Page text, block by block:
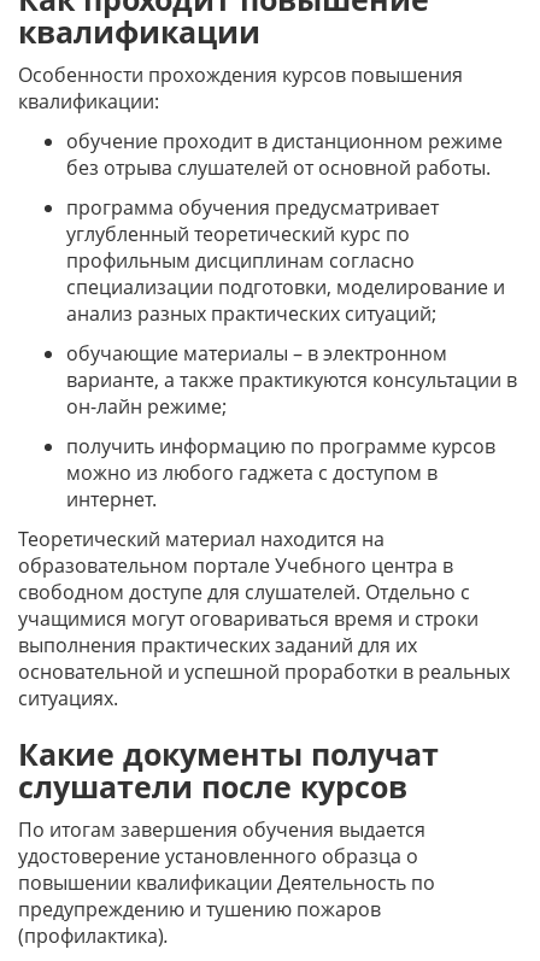
квалификации
Особенности прохождения курсов повышения
квалификации:
обучение проходит в дистанционном режиме
без отрыва слушателей от основной работы.
программа обучения предусматривает
углубленный теоретический курс по
профильным дисциплинам согласно
специализации подготовки, моделирование и
анализ разных практических ситуаций;
обучающие материалы – в электронном
варианте, а также практикуются консультации в
он-лайн режиме;
получить информацию по программе курсов
можно из любого гаджета с доступом в
интернет.
Теоретический материал находится на
образовательном портале Учебного центра в
свободном доступе для слушателей. Отдельно с
учащимися могут оговариваться время и строки
выполнения практических заданий для их
основательной и успешной проработки в реальных
ситуациях.
Какие документы получат
слушатели после курсов
По итогам завершения обучения выдается
удостоверение установленного образца о
повышении квалификации Деятельность по
предупреждению и тушению пожаров
(профилактика).